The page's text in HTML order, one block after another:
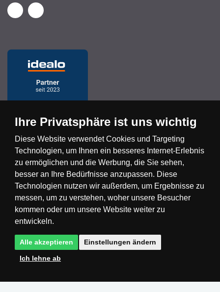
Česká republika Slovensko Deutschland
Magyarország Österreich België
Nederland
Ihre Privatsphäre ist uns wichtig
Diese Website verwendet Cookies und Targeting
Technologien, um Ihnen ein besseres Internet-Erlebnis
zu ermöglichen und die Werbung, die Sie sehen,
besser an Ihre Bedürfnisse anzupassen. Diese
Technologien nutzen wir außerdem, um Ergebnisse zu
messen, um zu verstehen, woher unsere Besucher
kommen oder um unsere Website weiter zu
entwickeln.
Alle akzeptieren Einstellungen ändern
Ich lehne ab